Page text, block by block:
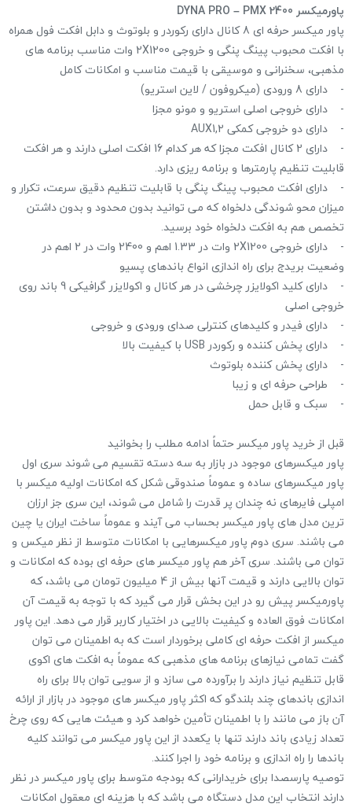
پاورمیکسر ‏DYNA PRO – PMX 2400‎
پاور میکسر حرفه ای 8 کانال دارای رکوردر و بلوتوث و دابل افکت فول همراه
با افکت محبوب پینگ پنگی و خروجی ‏‎2X1200‎‏ وات مناسب برنامه های
مذهبی، سخنرانی و موسیقی با قیمت مناسب و امکانات کامل
‏-‏ دارای 8 ورودی (میکروفون / لاین استریو)‏
‏-‏ دارای خروجی اصلی استریو و مونو مجزا ‏
‏-‏ دارای دو خروجی کمکی ‏AUX1,2‎
‏-‏ دارای 2 کانال افکت مجزا که هر کدام 16 افکت اصلی دارند و هر افکت
قابلیت تنظیم پارمترها و برنامه ریزی دارد. ‏
‏-‏ دارای افکت محبوب پینگ پنگی با قابلیت تنظیم دقیق سرعت، تکرار و
میزان محو شوندگی دلخواه که می توانید بدون ‏محدود و بدون داشتن
تخصص هم به افکت دلخواه خود برسید.‏
‏-‏ دارای خروجی ‏‎2X1200‎‏ وات در ‏‎1.33‎‏ اهم و ‏‎2400‎‏ وات در 2 اهم در
وضعیت بریدج برای راه اندازی انواع باندهای ‏پسیو
‏-‏ دارای کلید اکولایزر چرخشی در هر کانال و اکولایزر گرافیکی 9 باند روی
خروجی اصلی
‏-‏ دارای فیدر و کلیدهای کنترلی صدای ورودی و خروجی
‏-‏ دارای پخش کننده و رکوردر ‏USB‏ با کیفیت بالا
‏-‏ دارای پخش کننده بلوتوث
‏-‏ طراحی حرفه ای و زیبا
‏-‏ سبک و قابل حمل
قبل از خرید پاور میکسر حتماً ادامه مطلب را بخوانید ‏
پاور میکسرهای موجود در بازار به سه دسته تقسیم می شوند سری اول
پاور میکسرهای ساده و عموماً صندوقی شکل که ‏امکانات اولیه میکسر با
امپلی فایرهای نه چندان پر قدرت را شامل می شوند، این سری جز ارزان
ترین مدل های پاور میکسر ‏بحساب می آیند و عموماً ساخت ایران یا چین
می باشند. سری دوم پاور میکسرهایی با امکانات متوسط از نظر میکس و
توان می ‏باشند. سری آخر هم پاور میکسر های حرفه ای بوده که امکانات و
توان بالایی دارند و قیمت آنها بیش از 4 میلیون تومان می ‏باشد، که
پاورمیکسر پیش رو در این بخش قرار می گیرد که با توجه به قیمت آن
امکانات فوق العاده و کیفیت بالایی در اختیار ‏کاربر قرار می دهد. این پاور
میکسر از افکت حرفه ای کاملی برخوردار است که به اطمینان می توان
گفت تمامی نیازهای ‏برنامه های مذهبی که عموماً به افکت های اکوی
قابل تنظیم نیاز دارند را برآورده می سازد و از سویی توان بالا برای راه
‏اندازی باندهای چند بلندگو که اکثر پاور میکسر های موجود در بازار از ارائه
آن باز می مانند را با اطمینان تأمین خواهد کرد و ‏هیئت هایی که روی چرخ
تعداد زیادی باند دارند تنها با یکعدد از این پاور میکسر می توانند کلیه
باندها را راه اندازی و برنامه ‏خود را اجرا کنند. ‏
توصیه پارسصدا برای خریدارانی که بودجه متوسط برای پاور میکسر در نظر
دارند انتخاب این مدل دستگاه می باشد که با ‏هزینه ای معقول امکانات